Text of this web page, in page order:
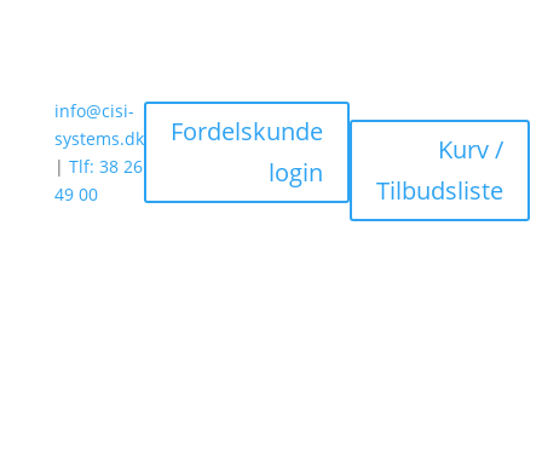
info@cisi-
systems.dk
| Tlf: 38 26
49 00
Fordelskunde
login
Kurv /
Tilbudsliste